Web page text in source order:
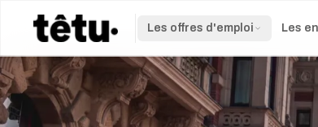
Les offres d'emploi Les